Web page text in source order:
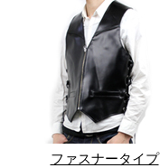
ファスナータイプ